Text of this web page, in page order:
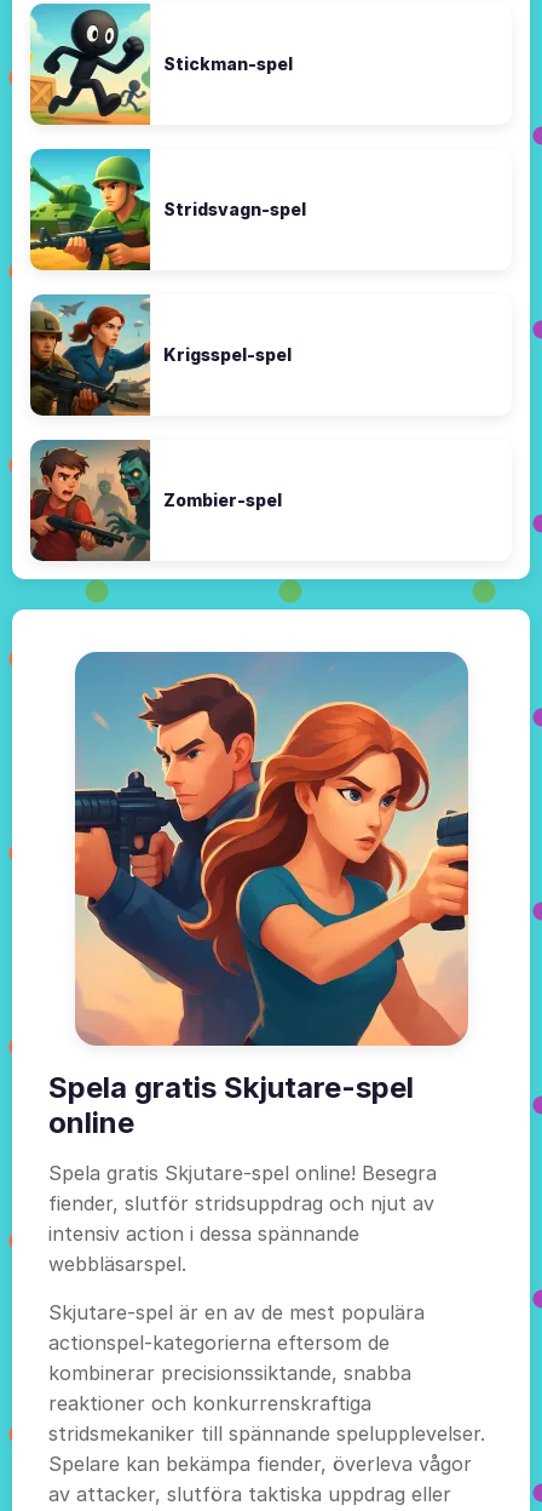
Stickman-spel
Stridsvagn-spel
Krigsspel-spel
Zombier-spel
Spela gratis Skjutare-spel
online
Spela gratis Skjutare-spel online! Besegra
fiender, slutför stridsuppdrag och njut av
intensiv action i dessa spännande
webbläsarspel.
Skjutare-spel är en av de mest populära
actionspel-kategorierna eftersom de
kombinerar precisionssiktande, snabba
reaktioner och konkurrenskraftiga
stridsmekaniker till spännande spelupplevelser.
Spelare kan bekämpa fiender, överleva vågor
av attacker, slutföra taktiska uppdrag eller